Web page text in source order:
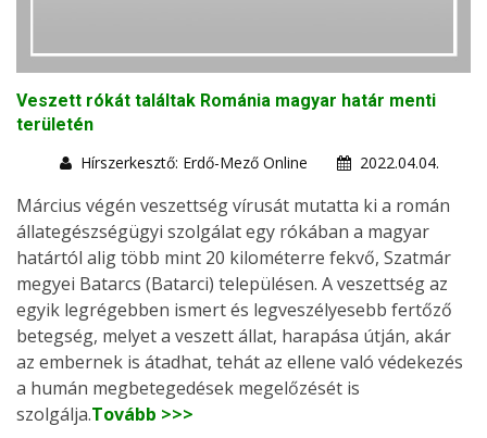
Veszett rókát találtak Románia magyar határ menti
területén
Hírszerkesztő: Erdő-Mező Online
2022.04.04.
Március végén veszettség vírusát mutatta ki a román
állategészségügyi szolgálat egy rókában a magyar
határtól alig több mint 20 kilométerre fekvő, Szatmár
megyei Batarcs (Batarci) településen. A veszettség az
egyik legrégebben ismert és legveszélyesebb fertőző
betegség, melyet a veszett állat, harapása útján, akár
az embernek is átadhat, tehát az ellene való védekezés
a humán megbetegedések megelőzését is
szolgálja.Tovább >>>